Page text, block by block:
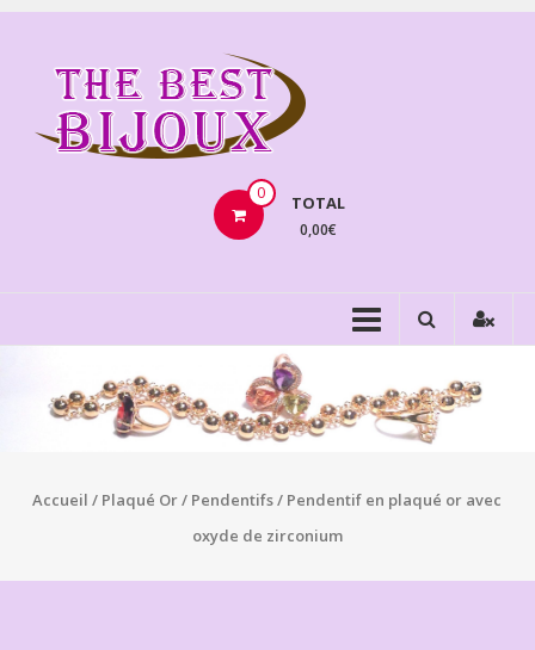
Aller
contenu
0 TOTAL
0,00€
Accueil / Plaqué Or/ Pendentifs/ Pendentif en plaqué or avec
oxyde de zirconium